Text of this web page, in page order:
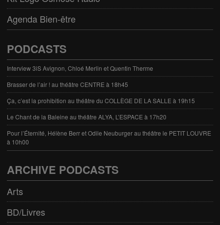
Agenda Bien-être
PODCASTS
Interview 3iS Avignon, Chloé Merlin et Quentin Therme
Brasser de l’air ! au théâtre CENTRE à 18h45
Ça, c’est la prohibition au théâtre du COLLÈGE DE LA SALLE à 19h15
Le Chant de la Baleine au théâtre ALYA, L’ESPACE à 17h20
Pour l’Éternité, Hélène Berr et Odile Neuburger au théâtre le PETIT LOUVRE
à 10h00
ARCHIVE PODCASTS
Arts
BD/Livres